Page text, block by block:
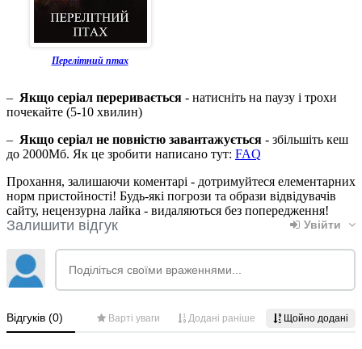
Перелітний птах
– Якщо серіал переривається - натисніть на паузу і трохи
почекайте (5-10 хвилин)
– Якщо серіал не повністю завантажується - збільшіть кеш
до 2000Мб. Як це зробити написано тут: FAQ
Прохання, залишаючи коментарі - дотримуйтеся елементарних
норм пристойності! Будь-які погрози та образи відвідувачів
сайту, нецензурна лайка - видаляються без попередження!